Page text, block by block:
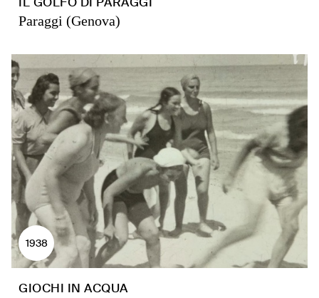
Paraggi (Genova)
1938
GIOCHI IN ACQUA